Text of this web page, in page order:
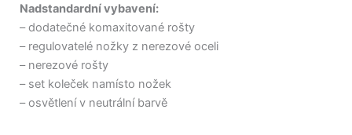
Nadstandardní vybavení:
– dodatečné komaxitované rošty
– regulovatelé nožky z nerezové oceli
– nerezové rošty
– set koleček namísto nožek
– osvětlení v neutrální barvě